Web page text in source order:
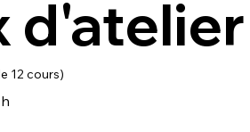
d'atelier
12 cours)